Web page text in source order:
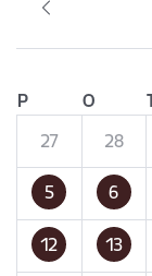
P O
27
28
5 6
12 13